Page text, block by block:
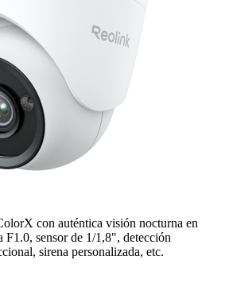
con auténtica visión nocturna en
F1.0, sensor de 1/1,8", detección
sirena personalizada, etc.